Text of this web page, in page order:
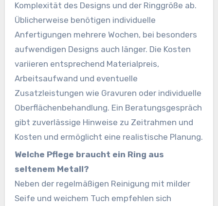
Komplexität des Designs und der Ringgröße ab.
Üblicherweise benötigen individuelle
Anfertigungen mehrere Wochen, bei besonders
aufwendigen Designs auch länger. Die Kosten
variieren entsprechend Materialpreis,
Arbeitsaufwand und eventuelle
Zusatzleistungen wie Gravuren oder individuelle
Oberflächenbehandlung. Ein Beratungsgespräch
gibt zuverlässige Hinweise zu Zeitrahmen und
Kosten und ermöglicht eine realistische Planung.
Welche Pflege braucht ein Ring aus
seltenem Metall?
Neben der regelmäßigen Reinigung mit milder
Seife und weichem Tuch empfehlen sich